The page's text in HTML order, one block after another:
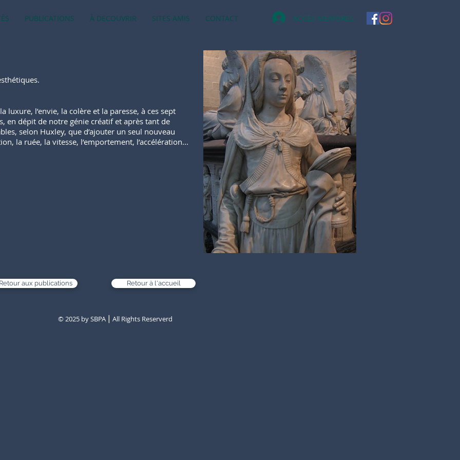
PUBLICATIONS À DECOUVRIR SITES AMIS CONTACT ACCÈS MEMBRES
luxure, l’envie, la colère et la paresse, à ces sept
en dépit de notre génie créatif et après tant de
selon Huxley, que d’ajouter un seul nouveau
la ruée, la vitesse, l’emportement, l’accélération...
Retour aux publications Retour à l'accueil
© 2025 by SBPA ⎮ All Rights Reserverd